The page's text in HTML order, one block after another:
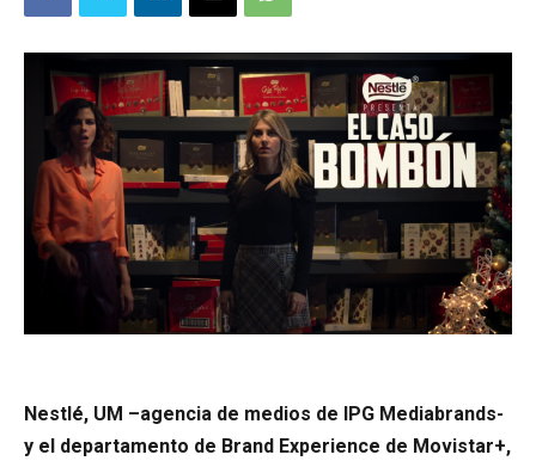
Nestlé, UM –agencia de medios de IPG Mediabrands-
y el departamento de Brand Experience de Movistar+,